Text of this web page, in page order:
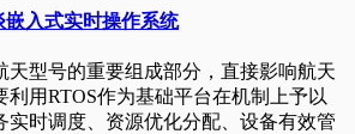
嵌入式实时操作系统
天型号的重要组成部分，直接影响航天
利用RTOS作为基础平台在机制上予以
实时调度、资源优化分配、设备有效管